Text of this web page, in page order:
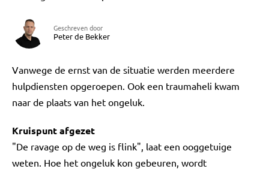
Geschreven door
Peter de Bekker
Vanwege de ernst van de situatie werden meerdere
hulpdiensten opgeroepen. Ook een traumaheli kwam
naar de plaats van het ongeluk.
Kruispunt afgezet
"De ravage op de weg is flink", laat een ooggetuige
weten. Hoe het ongeluk kon gebeuren, wordt